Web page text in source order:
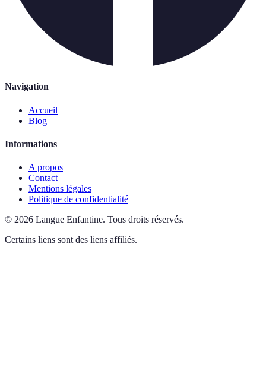
Navigation
Accueil
Blog
Informations
A propos
Contact
Mentions légales
Politique de confidentialité
© 2026 Langue Enfantine. Tous droits réservés.
Certains liens sont des liens affiliés.